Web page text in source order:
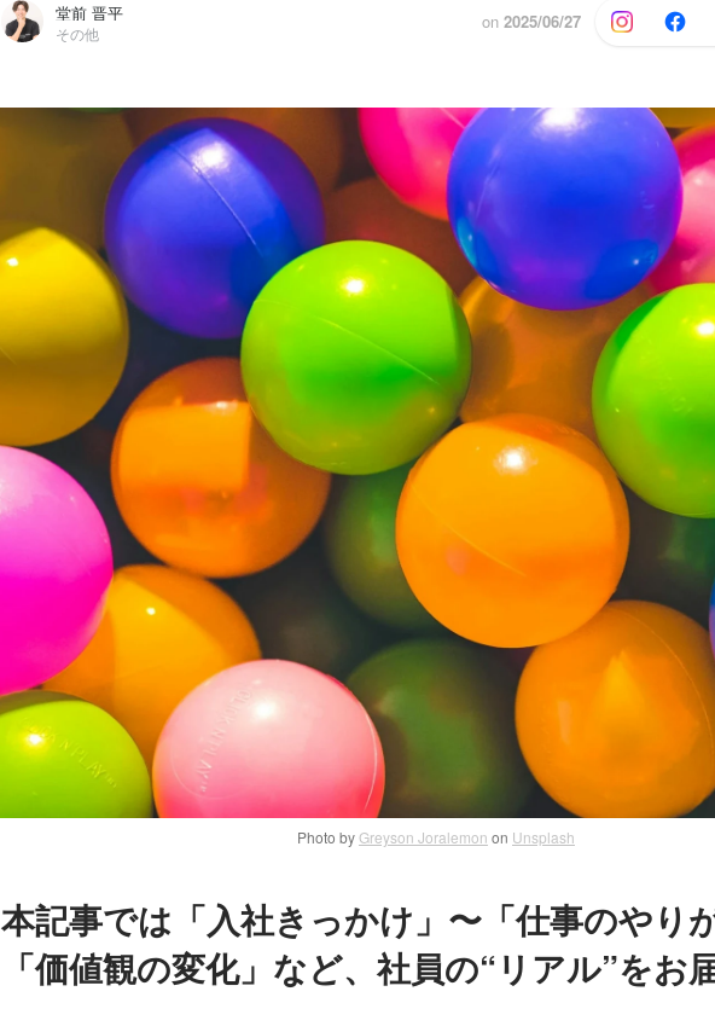
堂前 晋平
その他
on 2025/06/27
Photo byGreyson Joralemon on Unsplash
本記事では「入社きっかけ」〜「仕事のやり
「価値観の変化」など、社員の“リアル”をお